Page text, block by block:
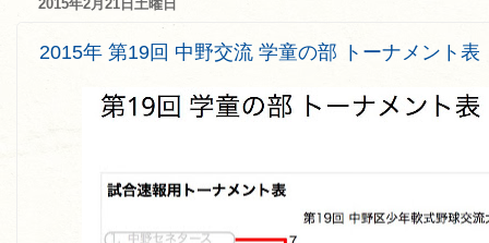
2015年2月21日土曜日
2015年 第19回 中野交流 学童の部 トーナメント表